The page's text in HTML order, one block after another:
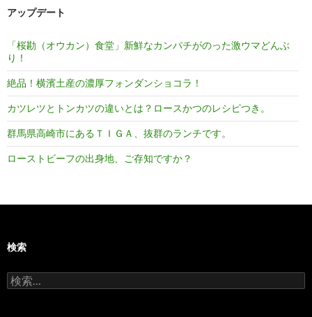
ゲ
ー
シ
ョ
ン
アップデート
「桜勘（オウカン）食堂」新鮮なカンパチがのった激ウマどんぶ
り！
絶品！横濱土産の濃厚フォンダンショコラ！
カツレツとトンカツの違いとは？ロースかつのレシピつき。
群馬県高崎市にあるＴＩＧＡ、抜群のランチです。
ローストビーフの出身地、ご存知ですか？
検索
検
索: